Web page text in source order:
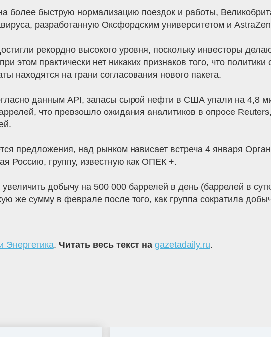
более быструю нормализацию поездок и работы,
разработанную Оксфордским университетом и
рекордно высокого уровня, поскольку инвесторы
этом практически нет никаких признаков того, что
находятся на грани согласования нового пакета.
данным API, запасы сырой нефти в США упали на 4,8
что превзошло ожидания аналитиков в опросе
предложения, над рынком нависает встреча 4 января
Россию, группу, известную как ОПЕК +.
добычу на 500 000 баррелей в день (баррелей в
​​же сумму в феврале после того, как группа сократила
Энергетика. Читать весь текст на gazetadaily.ru.